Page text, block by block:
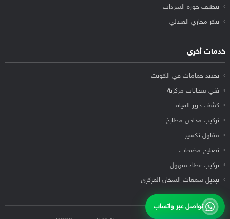
تنظيف جورة السرداب
تنكر مجاري العبدلي
خدمات أخرى
تجديد حمامات في الكويت
فني سخانات مركزية
كشف خرير المياه
تركيب مداخن مطابخ
مقاول تكسير
تصليح مضخات
تركيب غطاء منهول
تبديل شمعات السخان المركزي
تواصل عبر واتساب